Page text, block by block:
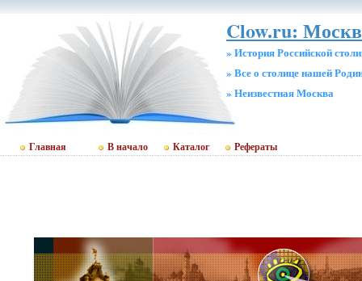
Clow.ru:
» История Российской
» Все о столице нашей
» Неизвестная Москва
Главная В начало Каталог Рефераты